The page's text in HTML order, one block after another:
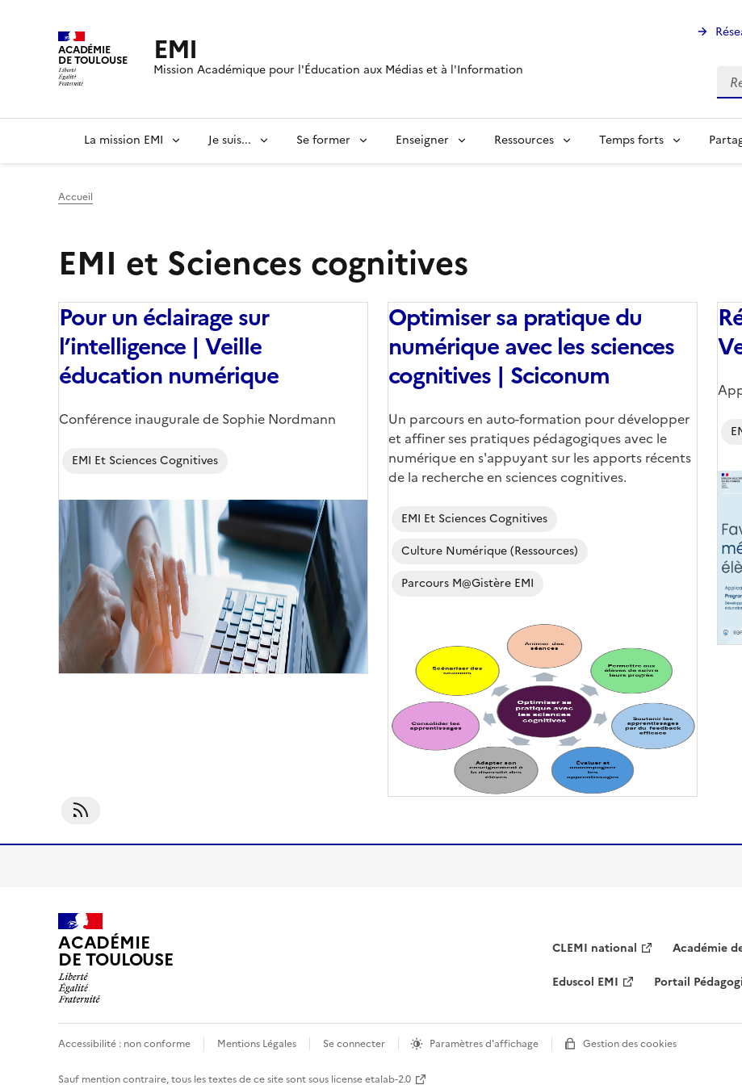
ACADÉMIE
DE TOULOUSE EMI
Mission Académique pour l'Éducation aux Médias et à l'Information
La mission EMI Je suis... Se former Enseigner Ressources Temps forts
Accueil
EMI et Sciences cognitives
Pour un éclairage sur
l’intelligence | Veille
éducation numérique
Corps
Conférence inaugurale de Sophie Nordmann
EMI Et Sciences Cognitives
Image
de
couverture
(conseillée)
Optimiser sa pratique du
numérique avec les sciences
cognitives | Sciconum
Corps
Un parcours en auto-formation pour développer
et affiner ses pratiques pédagogiques avec le
numérique en s'appuyant sur les apports récents
de la recherche en sciences cognitives.
EMI Et Sciences Cognitives
Culture Numérique (ressources)
Parcours M@gistère EMI
couverture
(conseillée)
de
ACADÉMIE
DE TOULOUSE CLEMI national Académie
Eduscol EMI
Portail
Accessibilité : non conforme Mentions Légales Se connecter Paramètres d'affichage Gestion des cookies
Sauf mention contraire, tous les textes de ce site sont sous license etalab-2.0